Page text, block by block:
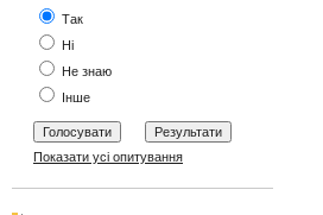
Так
Ні
Не знаю
Інше
Показати усі опитування